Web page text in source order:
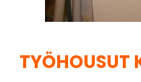
TYÖHOUSUT